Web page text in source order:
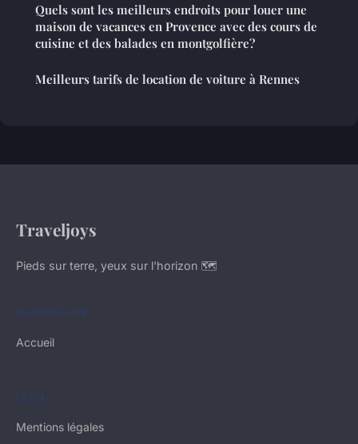
Quels sont les meilleurs endroits pour louer une
maison de vacances en Provence avec des cours de
cuisine et des balades en montgolfière?
Meilleurs tarifs de location de voiture à Rennes
Traveljoys
Pieds sur terre, yeux sur l'horizon 🗺️
NAVIGATION
Accueil
LÉGAL
Mentions légales